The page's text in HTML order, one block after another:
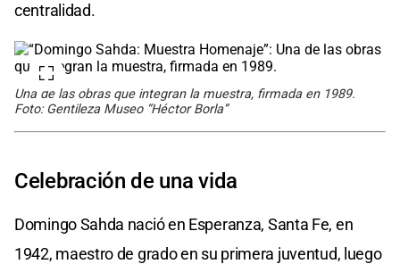
centralidad.
Una de las obras que integran la muestra, firmada en 1989.
Foto: Gentileza Museo “Héctor Borla”
Celebración de una vida
Domingo Sahda nació en Esperanza, Santa Fe, en
1942, maestro de grado en su primera juventud, luego